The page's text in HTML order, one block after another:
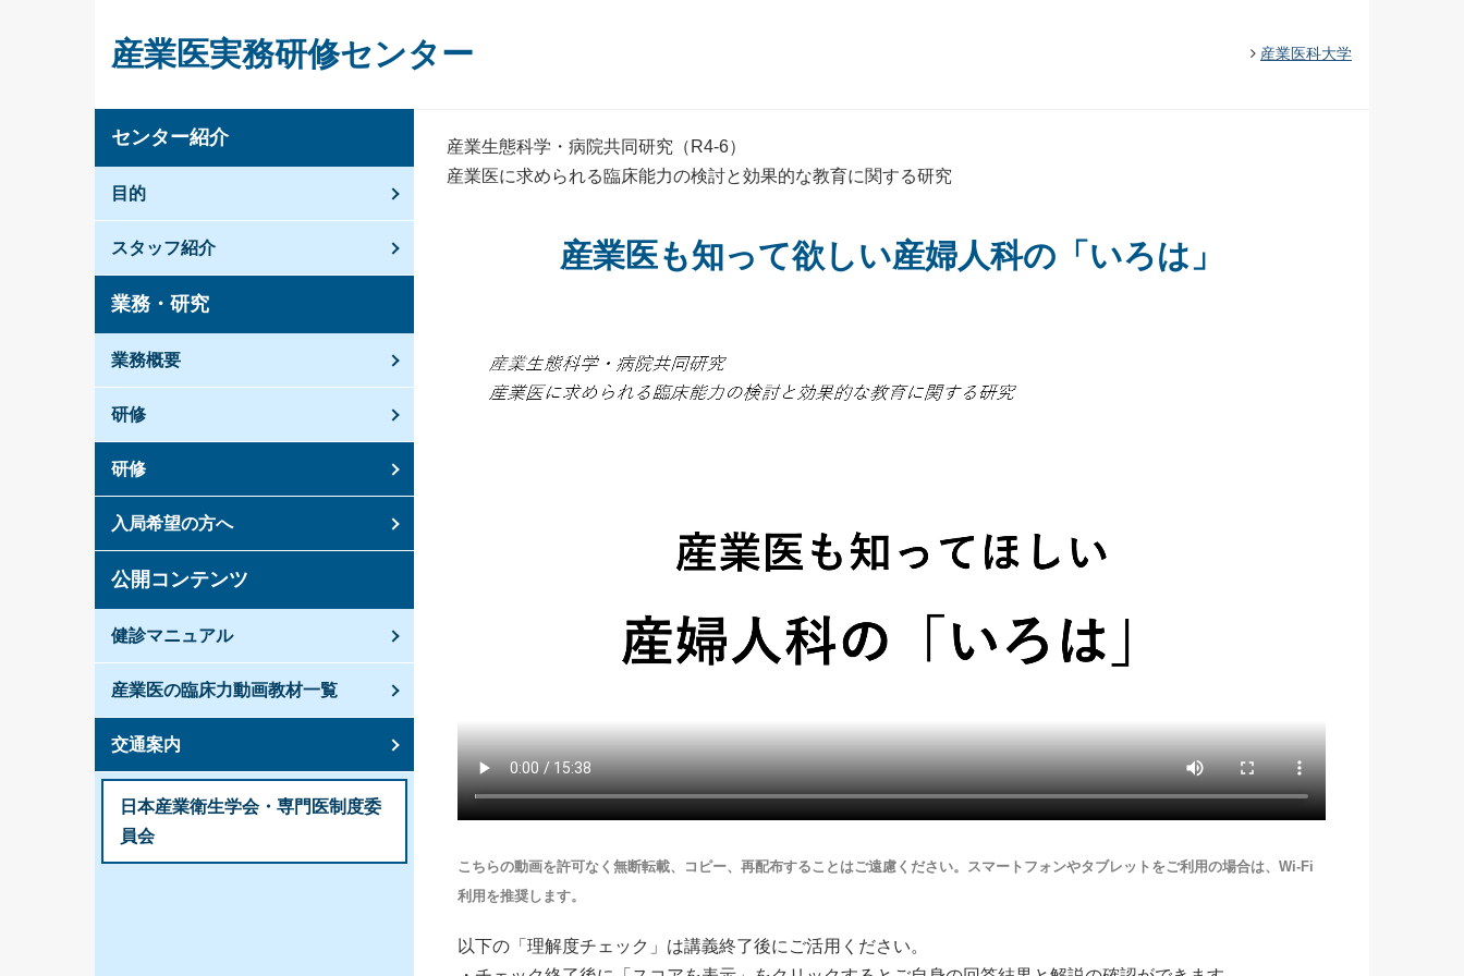
産業医実務研修センター 産業医科大学
センター紹介
目的
スタッフ紹介
業務・研究
業務概要
研修
研修
入局希望の方へ
公開コンテンツ
健診マニュアル
産業医の臨床力動画教材一覧
交通案内
日本産業衛生学会・専門医制度委
員会
産業生態科学・病院共同研究（R4-6）
産業医に求められる臨床能力の検討と効果的な教育に関する研究
産業医も知って欲しい産婦人科の「いろは」
こちらの動画を許可なく無断転載、コピー、再配布することはご遠慮ください。スマートフォンやタブレットをご利用の場合は、Wi-Fi
利用を推奨します。
以下の「理解度チェック」は講義終了後にご活用ください。